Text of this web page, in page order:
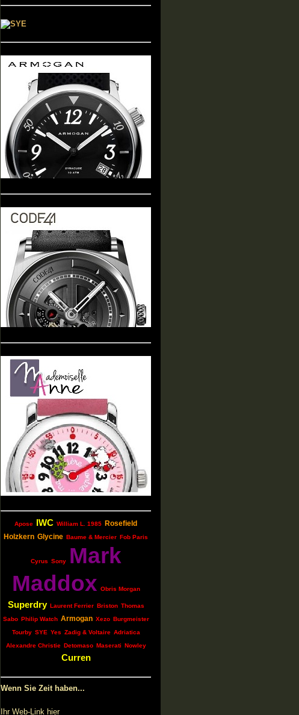
Apose IWC William L. 1985 Rosefield
Holzkern Glycine Baume & Mercier Fob Paris
Cyrus Sony
Mark
Maddox Obris Morgan
Superdry Laurent Ferrier Briston Thomas
Sabo Philip Watch Armogan Xezo Burgmeister
Tourby SYE Yes Zadig & Voltaire Adriatica
Alexandre Christie Detomaso Maserati Nowley
Curren
Wenn Sie Zeit haben...
Ihr Web-Link hier